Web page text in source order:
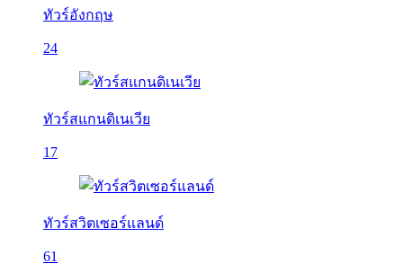
ทัวร์อังกฤษ
24
ทัวร์สแกนดิเนเวีย
17
ทัวร์สวิตเซอร์แลนด์
61